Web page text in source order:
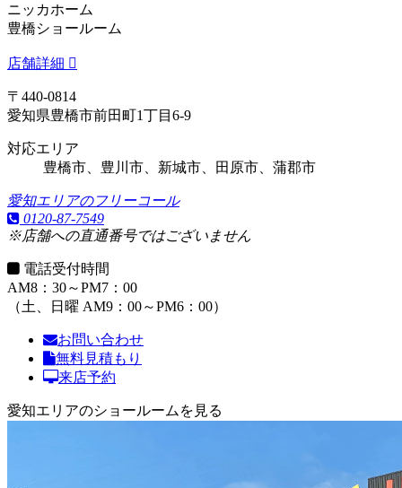
ニッカホーム
豊橋ショールーム
店舗詳細
〒440-0814
愛知県豊橋市前田町1丁目6-9
対応エリア
豊橋市、豊川市、新城市、田原市、蒲郡市
愛知エリアのフリーコール
0120-87-7549
※店舗への直通番号ではございません
電話受付時間
AM8：30～PM7：00
（土、日曜 AM9：00～PM6：00）
お問い合わせ
無料見積もり
来店予約
愛知エリアのショールームを見る